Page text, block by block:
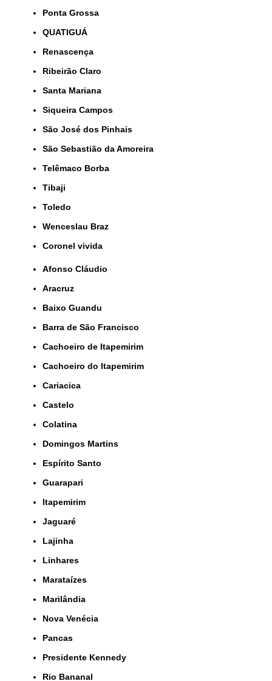
Ponta Grossa
QUATIGUÁ
Renascença
Ribeirão Claro
Santa Mariana
Siqueira Campos
São José dos Pinhais
São Sebastião da Amoreira
Telêmaco Borba
Tibaji
Toledo
Wenceslau Braz
coronel vivida
Afonso Cláudio
Aracruz
Baixo Guandu
Barra de São Francisco
Cachoeiro de Itapemirim
Cachoeiro do Itapemirim
Cariacica
Castelo
Colatina
Domingos Martins
Espírito Santo
Guarapari
Itapemirim
Jaguaré
Lajinha
Linhares
Marataízes
Marilândia
Nova Venécia
Pancas
Presidente Kennedy
Rio Bananal